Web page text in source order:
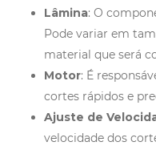
Lâmina: O
Pode variar em
material que será
Motor: É
cortes rápidos e
Ajuste de
velocidade dos